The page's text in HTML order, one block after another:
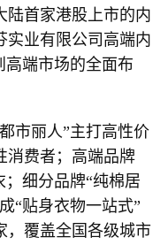
陆首家港股上市的内
实业有限公司高端内
高端市场的全面布
市丽人”主打高性价
消费者；高端品牌
细分品牌“纯棉居
“贴身衣物一站式”
，覆盖全国各级城市